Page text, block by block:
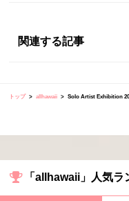
関連する記事
トップ allhawaii Solo Artist Exhibition
「allhawaii」人気ラ